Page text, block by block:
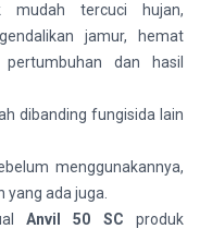
mudah tercuci hujan,
jamur, hemat
dan hasil
dibanding fungisida lain
menggunakannya,
ada juga.
Anvil 50 SC produk